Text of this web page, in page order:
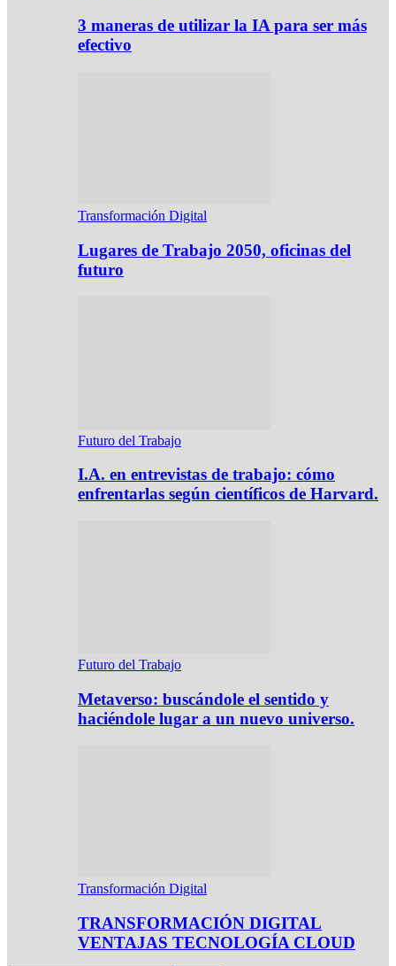
3 maneras de utilizar la IA para ser más
efectivo
Transformación Digital
Lugares de Trabajo 2050, oficinas del
futuro
Futuro del Trabajo
I.A. en entrevistas de trabajo: cómo
enfrentarlas según científicos de Harvard.
Futuro del Trabajo
Metaverso: buscándole el sentido y
haciéndole lugar a un nuevo universo.
Transformación Digital
TRANSFORMACIÓN DIGITAL
VENTAJAS TECNOLOGÍA CLOUD